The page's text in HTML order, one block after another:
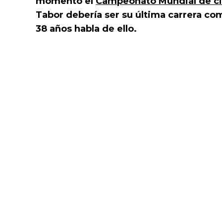
Tabor debería ser su última carrera
38 años habla de ello.